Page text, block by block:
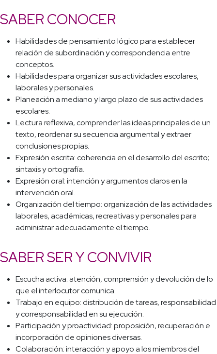
SABER CONOCER
Habilidades de pensamiento lógico para establecer
relación de subordinación y correspondencia entre
conceptos.
Habilidades para organizar sus actividades escolares,
laborales y personales.
Planeación a mediano y largo plazo de sus actividades
escolares.
Lectura reflexiva, comprender las ideas principales de un
texto, reordenar su secuencia argumental y extraer
conclusiones propias.
Expresión escrita: coherencia en el desarrollo del escrito;
sintaxis y ortografía.
Expresión oral: intención y argumentos claros en la
intervención oral.
Organización del tiempo: organización de las actividades
laborales, académicas, recreativas y personales para
administrar adecuadamente el tiempo.
SABER SER Y CONVIVIR
Escucha activa: atención, comprensión y devolución de lo
que el interlocutor comunica.
Trabajo en equipo: distribución de tareas, responsabilidad
y corresponsabilidad en su ejecución.
Participación y proactividad: proposición, recuperación e
incorporación de opiniones diversas.
Colaboración: interacción y apoyo a los miembros del